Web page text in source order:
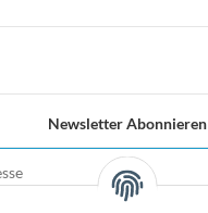
Newsletter Abonnieren